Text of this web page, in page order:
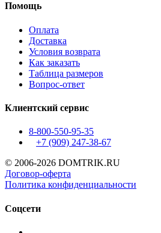
Помощь
Оплата
Доставка
Условия возврата
Как заказать
Таблица размеров
Вопрос-ответ
Клиентский сервис
8-800-550-95-35
+7 (909) 247-38-67
© 2006-2026 DOMTRIK.RU
Договор-оферта
Политика конфиденциальности
Соцсети